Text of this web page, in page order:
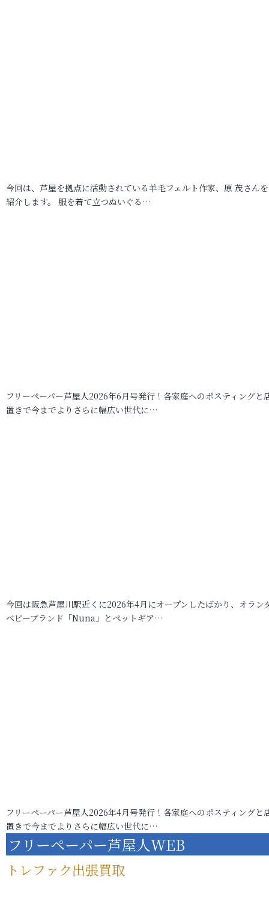
今回は、芦屋を拠点に活動されている羊毛フェルト作家、原 茂さん
紹介します。 服を着て立つぬいぐる…
フリーペーパー芦屋人2026年6月号発行！各家庭へのポスティングと
置きで今までよりさらに幅広い世代に…
今回は阪急芦屋川駅近くに2026年4月にオープンしたばかり、オラン
ベビーブランド「Nuna」とペットギア…
フリーペーパー芦屋人2026年4月号発行！各家庭へのポスティングと
置きで今までよりさらに幅広い世代に…
フリーペーパー芦屋人WEB
トレファク出張買取